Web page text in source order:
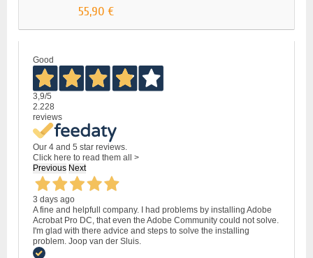
55,90 €
Good
3,9/5
2.228
reviews
Our 4 and 5 star reviews.
Click here to read them all >
Previous Next
3 days ago
A fine and helpfull company. I had problems by installing Adobe
Acrobat Pro DC, that even the Adobe Community could not solve.
I'm glad with there advice and steps to solve the installing
problem. Joop van der Sluis.